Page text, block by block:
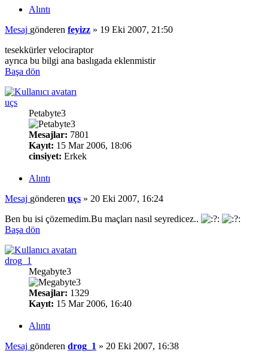
Alıntı
Mesaj gönderen feyizz » 19 Eki 2007, 21:50
tesekkürler velociraptor
ayrıca bu bilgi ana baslıgada eklenmistir
Başa dön
uçs
Petabyte3
Mesajlar: 7801
Kayıt: 15 Mar 2006, 18:06
cinsiyet: Erkek
Alıntı
Mesaj gönderen uçs » 20 Eki 2007, 16:24
Ben bu isi çözemedim.Bu maçları nasıl seyredicez..
Başa dön
drog_1
Megabyte3
Mesajlar: 1329
Kayıt: 15 Mar 2006, 16:40
Alıntı
Mesaj gönderen drog_1 » 20 Eki 2007, 16:38